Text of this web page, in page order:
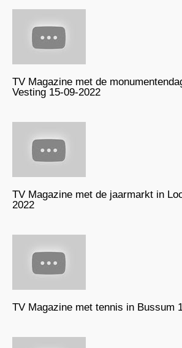
TV Magazine met de
Vesting 15-09-2022
TV Magazine met de jaarmarkt in
2022
TV Magazine met tennis in Bussum